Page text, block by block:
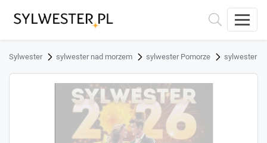
Sylwester sylwester nad morzem sylwester Pomorze sylwester